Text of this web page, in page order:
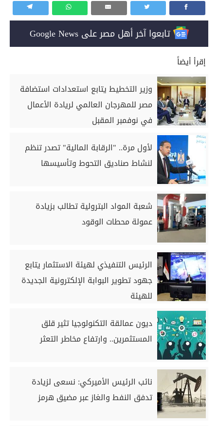
تابعوا آخر أهل مصر على Google News
إقرأ أيضاً
وزير التخطيط يتابع استعدادات استضافة
مصر للمهرجان العالمي لريادة الأعمال
في نوفمبر المقبل
لأول مرة.. "الرقابة المالية" تصدر تنظم
لنشاط صناديق التحوط وتأسيسها
شعبة المواد البترولية تطالب بزيادة
عمولة محطات الوقود
الرئيس التنفيذي لهيئة الاستثمار يتابع
جهود تطوير البوابة الإلكترونية الجديدة
للهيئة
ديون عمالقة التكنولوجيا تثير قلق
المستثمرين.. وارتفاع مخاطر التعثر
نائب الرئيس الأميركي: نسعى لزيادة
تدفق النفط والغاز عبر مضيق هرمز